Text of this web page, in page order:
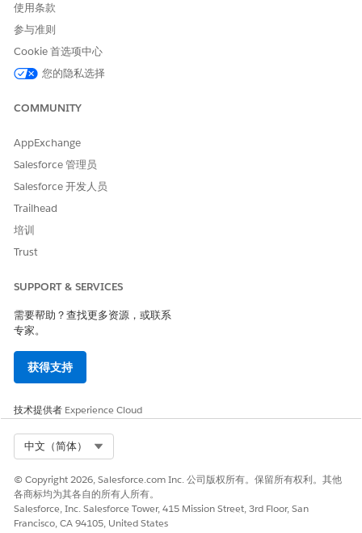
登录 Salesforce。
开始与双子座的客服人员聊天。
览器中登录到另一个 Salesforce 组织，您可能会遇到登录失败或
重定向到错误组织的情况。为避免这些问题，请先登录目标
Salesforce 组织，然后连接到应用程序。
另请参阅：
Agentforce 双子座销售客服人员 (Beta)
请与我们共享您的想法，以便我们进行改进！
使用条款
参与准则
Cookie 首选项中心
您的隐私选择
COMMUNITY
AppExchange
Salesforce 管理员
Salesforce 开发人员
Trailhead
培训
Trust
SUPPORT & SERVICES
需要帮助？查找更多资源，或联系
专家。
获得支持
技术提供者 Experience Cloud
中文（简体）
© Copyright 2026, Salesforce.com Inc. 公司版权所有。保留所有权利。其他
各商标均为其各自的所有人所有。
Salesforce, Inc. Salesforce Tower, 415 Mission Street, 3rd Floor, San
Francisco, CA 94105, United States